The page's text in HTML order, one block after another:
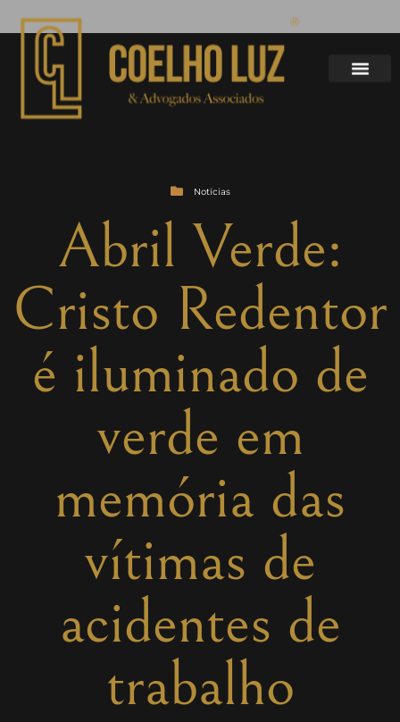
Notícias
Abril Verde:
Cristo Redentor
é iluminado de
verde em
memória das
vítimas de
acidentes de
trabalho